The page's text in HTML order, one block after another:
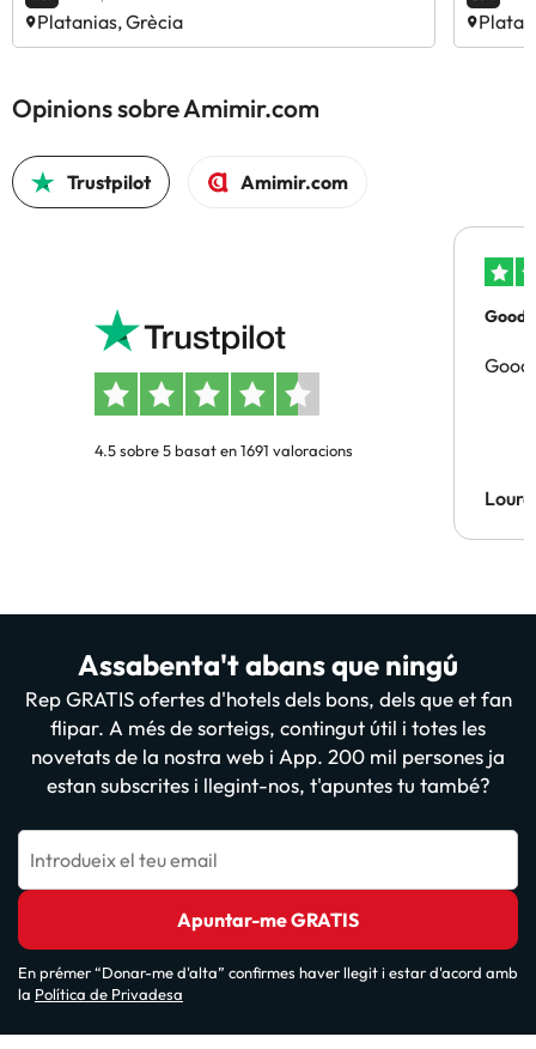
Platanias, Grècia
Opinions sobre Amimir.com
Trustpilot Amimir.com
4.5 sobre 5 basat en 1691 valoracions
Good
Good
Assabenta't abans que ningú
Rep GRATIS ofertes d'hotels dels bons, dels que et fan
flipar. A més de sorteigs, contingut útil i totes les
novetats de la nostra web i App. 200 mil persones ja
estan subscrites i llegint-nos, t'apuntes tu també?
Introdueix el teu email
Apuntar-me GRATIS
En prémer “Donar-me d'alta” confirmes haver llegit i estar d'acord amb
la Política de Privadesa